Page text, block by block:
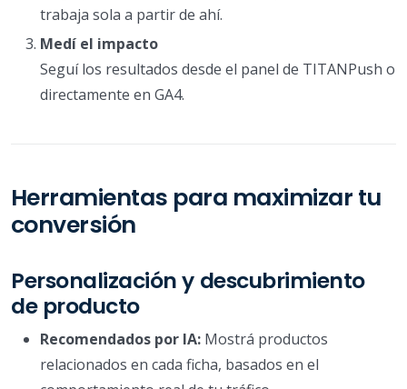
trabaja sola a partir de ahí.
Medí el impacto
Seguí los resultados desde el panel de TITANPush o
directamente en GA4.
Herramientas para maximizar tu
conversión
Personalización y descubrimiento
de producto
Recomendados por IA: Mostrá productos
relacionados en cada ficha, basados en el